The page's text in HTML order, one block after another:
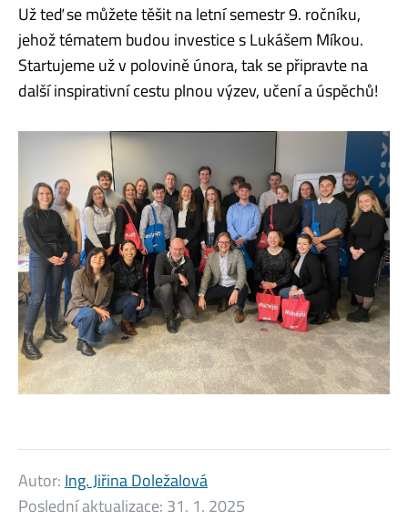
Už teď se můžete těšit na letní semestr 9. ročníku,
jehož tématem budou investice s Lukášem Míkou.
Startujeme už v polovině února, tak se připravte na
další inspirativní cestu plnou výzev, učení a úspěchů!
Autor: Ing. Jiřina Doležalová
Poslední aktualizace: 31. 1. 2025